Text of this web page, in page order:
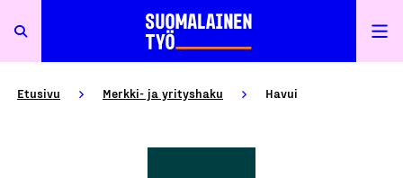
Etusivu Merkki- ja yrityshaku Havui